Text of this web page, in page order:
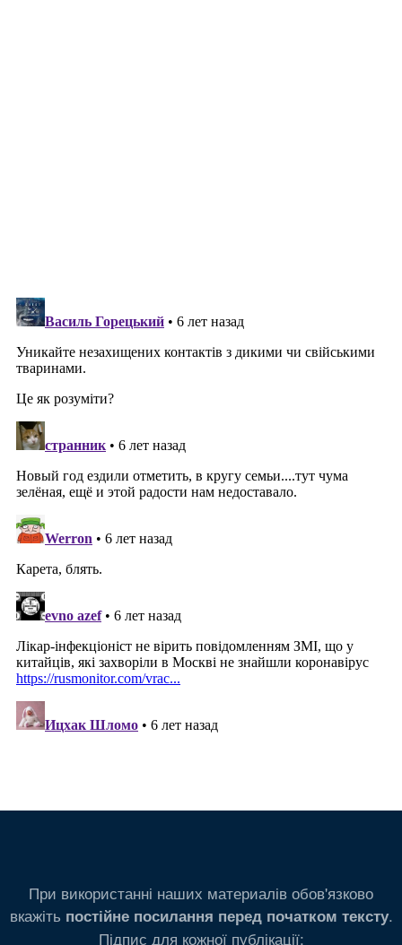
При використанні наших материалів обов'язково
вкажіть постійне посилання перед початком тексту.
Підпис для кожної публікації: